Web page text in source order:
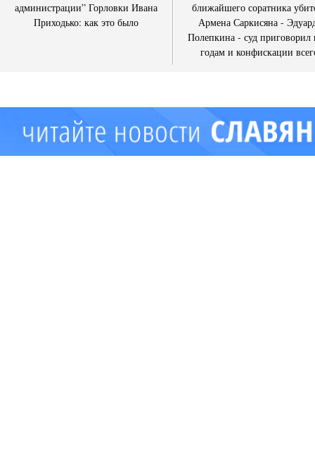
администрации” Горловки Ивана
Приходько: как это было
ближайшего соратника
Армена Саркисяна -
Полепкина - суд приговорил
годам и конфискации